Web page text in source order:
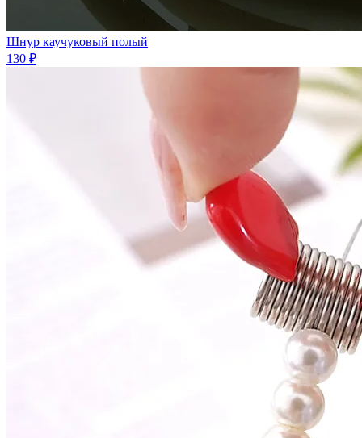
Шнур каучуковый полый
130 ₽